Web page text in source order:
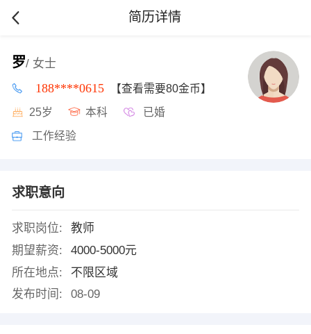
简历详情
罗/ 女士
188****0615 【查看需要80金币】
25岁 本科 已婚
工作经验
求职意向
求职岗位:
教师
期望薪资:
4000-5000元
所在地点:
不限区域
发布时间:
08-09